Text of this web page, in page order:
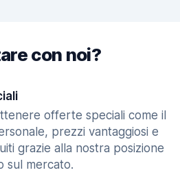
con noi?
offerte speciali come il
prezzi vantaggiosi e
grazie alla nostra posizione
sul mercato.